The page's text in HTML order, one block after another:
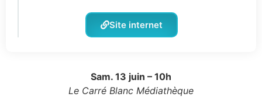
Site internet
Sam. 13 juin – 10h
Le Carré Blanc Médiathèque